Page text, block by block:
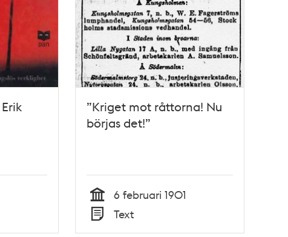
”Kriget mot råttorna! Nu
börjas det!”
Tid
6 februari 1901
Typ
Text